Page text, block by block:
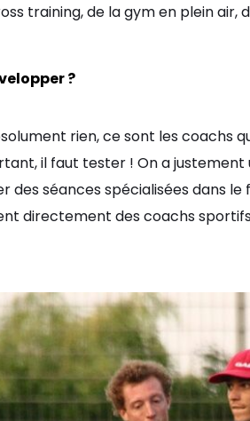
training, de la gym en plein air,
?
rien, ce sont les coachs
il faut tester ! On a
des séances spécialisées dans le
directement des coachs